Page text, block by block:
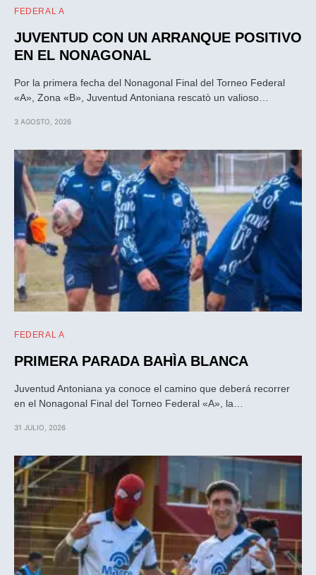
FEDERAL A
JUVENTUD CON UN ARRANQUE POSITIVO
EN EL NONAGONAL
Por la primera fecha del Nonagonal Final del Torneo Federal
«A», Zona «B», Juventud Antoniana rescatò un valioso…
3 AGOSTO, 2026
FEDERAL A
PRIMERA PARADA BAHÌA BLANCA
Juventud Antoniana ya conoce el camino que deberá recorrer
en el Nonagonal Final del Torneo Federal «A», la…
31 JULIO, 2026